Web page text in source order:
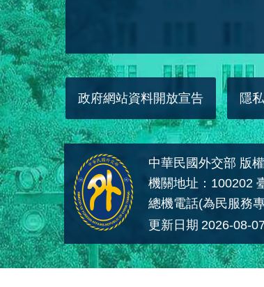
政府網站資料開放宣告 隱
中華民國外交部 版
機關地址：100202
總機電話(為民服務
更新日期 2026-08-